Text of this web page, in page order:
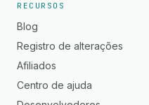
RECURSOS
Blog
Registro de alterações
Afiliados
Centro de ajuda